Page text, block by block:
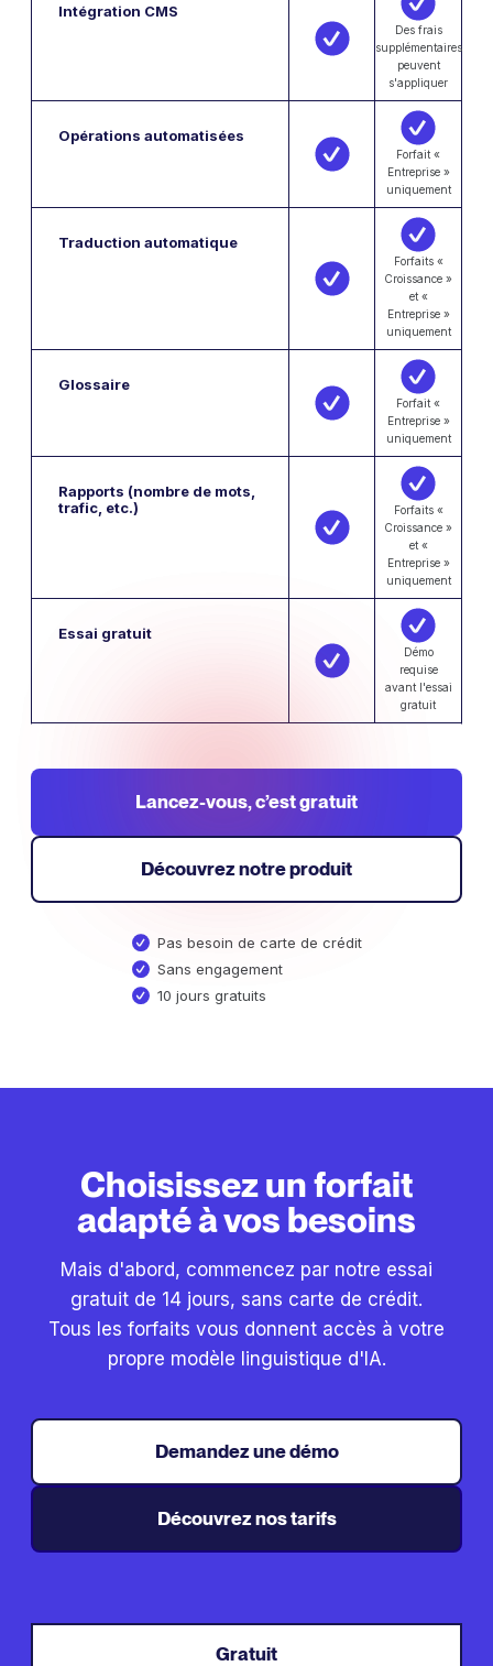
Intégration CMS
Des frais
supplémentaires
peuvent
s'appliquer
Opérations automatisées
Forfait «
Entreprise »
uniquement
Traduction automatique
Forfaits «
Croissance »
et «
Entreprise »
uniquement
Glossaire
Forfait «
Entreprise »
uniquement
Rapports (nombre de mots,
trafic, etc.)
Forfaits «
Croissance »
et «
Entreprise »
uniquement
Essai gratuit
Démo
requise
avant l'essai
gratuit
Lancez-vous, c’est gratuit
Découvrez notre produit
Pas besoin de carte de crédit
Sans engagement
10 jours gratuits
Choisissez un forfait
adapté à vos besoins
Mais d'abord, commencez par notre essai
gratuit de 14 jours, sans carte de crédit.
Tous les forfaits vous donnent accès à votre
propre modèle linguistique d'IA.
Demandez une démo
Découvrez nos tarifs
Gratuit